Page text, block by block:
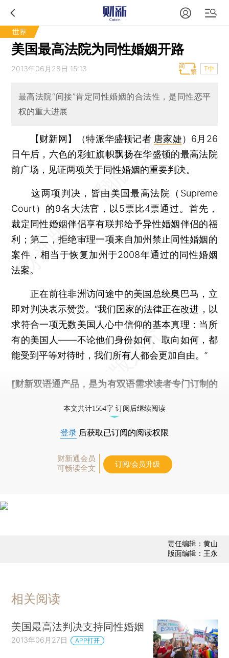
世界
美国最高法院为同性婚姻开路
2013年06月28日 15:13 T中
最高法院“间接”肯定同性婚姻的合法性，是同性恋平
权的重大进展
【财新网】（特派华盛顿记者 唐家婕） 6月26
日午后，六色的彩虹旗帜飘扬在华盛顿的最高法院
前广场，见证两项关于同性婚姻的重要判决。
这两项判决，皆由美国最高法院（Supreme
Court）的9名大法官，以5票比4票通过。首先，
裁定同性婚姻伴侣享有联邦给予异性婚姻伴侣的福
利；第二，拒绝审理一项来自加州禁止同性婚姻的
案件，相当于恢复加州于2008年通过的同性婚姻
法案。
正在前往非洲访问途中的美国总统奥巴马，立
即对判决表示赞赏。“我们国家的法律正在改进，以
求符合一项无数美国人心中信仰的基本真理：当所
有的美国人——不论他们身份如何、取向如何，都
能受到平等对待时，我们所有人都会更加自由。”
[财新双语通产品，是为有双语需求读者专门订制的
本文共计1564字 订阅后继续阅读
登录 后获取已订阅的阅读权限
财新通会员
可畅读全文
订阅/会员升级
责任编辑：黄山
版面编辑：王永
相关阅读
美国最高法判决支持同性婚姻
2013年06月27日 APP打开